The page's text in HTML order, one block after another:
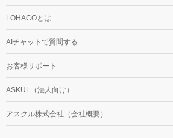
LOHACOとは
AIチャットで質問する
お客様サポート
ASKUL（法人向け）
アスクル株式会社（会社概要）